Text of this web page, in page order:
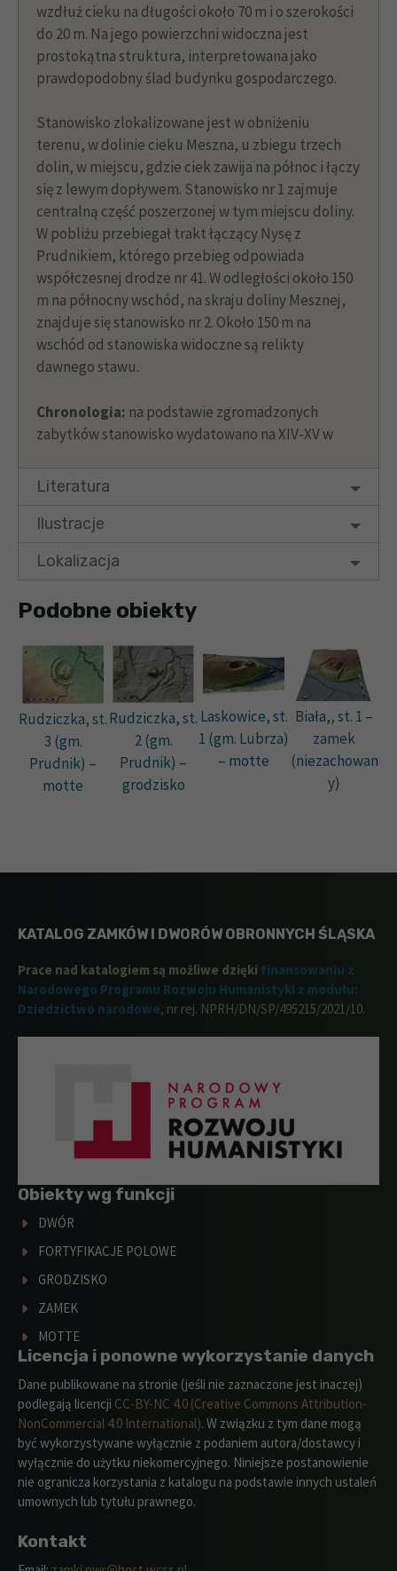
wzdłuż cieku na długości około 70 m i o szerokości
do 20 m. Na jego powierzchni widoczna jest
prostokątna struktura, interpretowana jako
prawdopodobny ślad budynku gospodarczego.
Stanowisko zlokalizowane jest w obniżeniu
terenu, w dolinie cieku Meszna, u zbiegu trzech
dolin, w miejscu, gdzie ciek zawija na północ i łączy
się z lewym dopływem. Stanowisko nr 1 zajmuje
centralną część poszerzonej w tym miejscu doliny.
W pobliżu przebiegał trakt łączący Nysę z
Prudnikiem, którego przebieg odpowiada
współczesnej drodze nr 41. W odległości około 150
m na północny wschód, na skraju doliny Mesznej,
znajduje się stanowisko nr 2. Około 150 m na
wschód od stanowiska widoczne są relikty
dawnego stawu.
Chronologia: na podstawie zgromadzonych
zabytków stanowisko wydatowano na XIV-XV w
Literatura
Ilustracje
Lokalizacja
Podobne obiekty
Rudziczka, st.
3 (gm.
Prudnik) –
motte
Rudziczka, st.
2 (gm.
Prudnik) –
grodzisko
Laskowice, st.
1 (gm. Lubrza)
– motte
Biała,, st. 1 –
zamek
(niezachowan
y)
KATALOG ZAMKÓW I DWORÓW OBRONNYCH ŚLĄSKA
Prace nad katalogiem są możliwe dzięki finansowaniu z
Narodowego Programu Rozwoju Humanistyki z modułu:
Dziedzictwo narodowe, nr rej. NPRH/DN/SP/495215/2021/10.
Obiekty wg funkcji
DWÓR
FORTYFIKACJE POLOWE
GRODZISKO
ZAMEK
MOTTE
Licencja i ponowne wykorzystanie danych
Dane publikowane na stronie (jeśli nie zaznaczone jest inaczej)
podlegają licencji CC-BY-NC 4.0 (Creative Commons Attribution-
NonCommercial 4.0 International). W związku z tym dane mogą
być wykorzystywane wyłącznie z podaniem autora/dostawcy i
wyłącznie do użytku niekomercyjnego. Niniejsze postanowienie
nie ogranicza korzystania z katalogu na podstawie innych ustaleń
umownych lub tytułu prawnego.
Kontakt